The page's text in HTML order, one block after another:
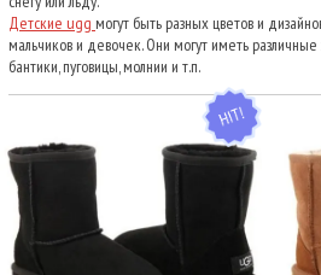
Детские ugg могут быть разных цветов и
мальчиков и девочек. Они могут иметь
бантики, пуговицы, молнии и т.п.
HIT